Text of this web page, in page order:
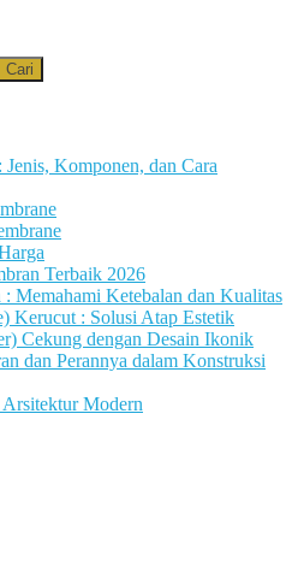
Komponen, dan Cara
Terbaik 2026
Memahami Ketebalan dan Kualitas
Kerucut : Solusi Atap Estetik
Cekung dengan Desain Ikonik
dan Perannya dalam Konstruksi
Modern